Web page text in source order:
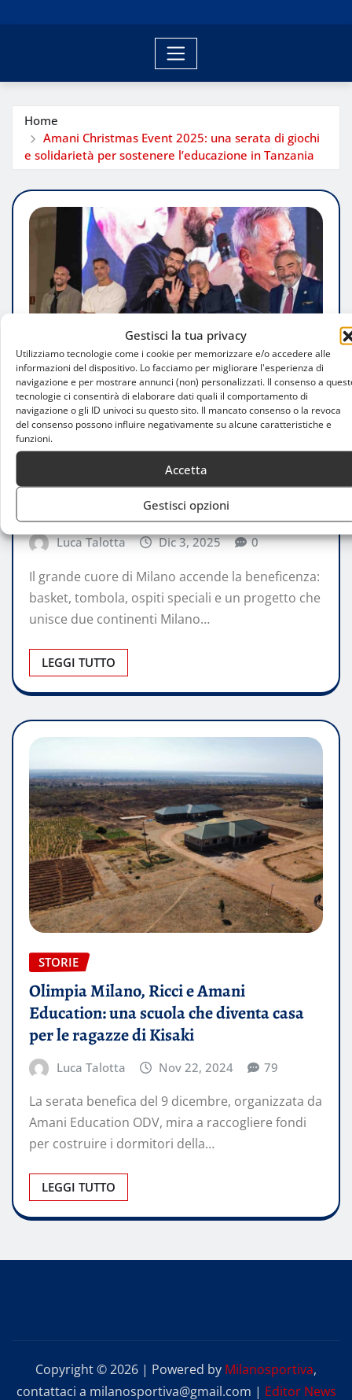
Gestisci la tua privacy
Utilizziamo tecnologie come i cookie per memorizzare e/o accedere alle
informazioni del dispositivo. Lo facciamo per migliorare l'esperienza di
navigazione e per mostrare annunci (non) personalizzati. Il consenso a
tecnologie ci consentirà di elaborare dati quali il comportamento di
navigazione o gli ID univoci su questo sito. Il mancato consenso o la revoca
del consenso possono influire negativamente su alcune caratteristiche e
funzioni.
Accetta
Gestisci opzioni
Home
Amani Christmas Event 2025: una serata di giochi
e solidarietà per sostenere l’educazione in Tanzania
STORIE
Amani Christmas Event 2025: una serata
di giochi e solidarietà per sostenere
l’educazione in Tanzania
Luca Talotta Dic 3, 2025 0
Il grande cuore di Milano accende la beneficenza:
basket, tombola, ospiti speciali e un progetto che
unisce due continenti Milano…
LEGGI TUTTO
STORIE
Olimpia Milano, Ricci e Amani
Education: una scuola che diventa casa
per le ragazze di Kisaki
Luca Talotta Nov 22, 2024 79
La serata benefica del 9 dicembre, organizzata da
Amani Education ODV, mira a raccogliere fondi
per costruire i dormitori della…
LEGGI TUTTO
Copyright © 2026 | Powered by Milanosportiva,
contattaci a milanosportiva@gmail.com | Editor News